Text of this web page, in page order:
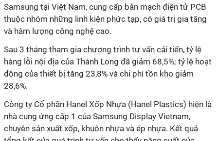
Samsung tại Việt Nam, cung cấp bản mạch điện tử PCB
thuộc nhóm những linh kiện phức tạp, có giá trị gia tăng
và hàm lượng công nghệ cao.
Sau 3 tháng tham gia chương trình tư vấn cải tiến, tỷ lệ
hàng lỗi nội địa của Thành Long đã giảm 68,5%; tỷ lệ hoạt
động của thiết bị tăng 23,8% và chi phí tồn kho giảm
28,6%.
Công ty Cổ phần Hanel Xốp Nhựa (Hanel Plastics) hiện là
nhà cung ứng cấp 1 của Samsung Display Vietnam,
chuyên sản xuất xốp, khuôn nhựa và ép nhựa. Kết quả